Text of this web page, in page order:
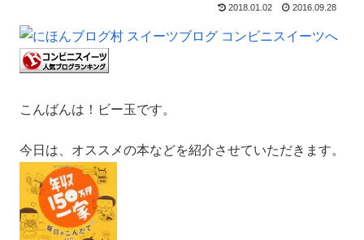
2018.01.02 2016.09.28
こんばんは！ビー玉です。
今日は、オススメの本などを紹介させていただきます。